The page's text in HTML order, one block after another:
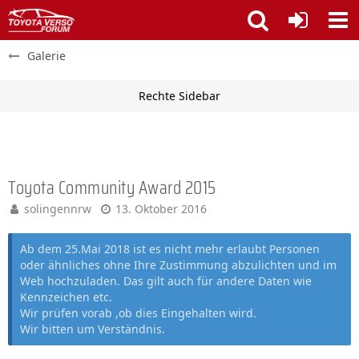
Galerie
Toyota Community Award 2015
solingennrw 13. Oktober 2016
Ab dem 25.Mai 2018 ist es nicht mehr erlaubt Personen
oder ähnliches ohne Ihre Zustimmung abzulichten und im
Web hochzuladen. Das gilt auch für andere Daten wie
Kennzeichen etc.
Wir prüfen vorab ,ob dies Eingehalten wird.
Wir bitten um Verständnis.